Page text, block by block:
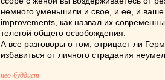
немного уменьшили и свое, и ее, и
improvements, как назвал их
телегой общего освобождения.
А все разговоры о том, отрицает ли
избавиться от личного страдания
нео-буддист